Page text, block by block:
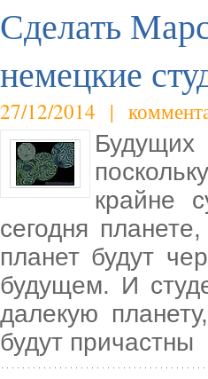
Сделать
немецкие
27/12/2014 |
Будущих
крайне
сегодня
планет будут
будущем. И
далекую
будут причастны